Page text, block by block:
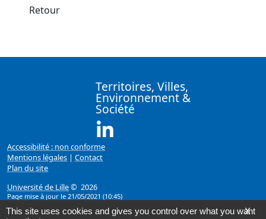
Retour
Territoires, Villes,
Environnement &
Société
Accessibilité : non conforme
Mentions légales | Contact
Plan du site
Université de Lille© 2026
Page mise à jour le 21/05/2021 (10:45)
X
This site uses cookies and gives you control over what you want